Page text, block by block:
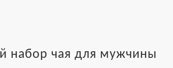
набор чая для мужчины